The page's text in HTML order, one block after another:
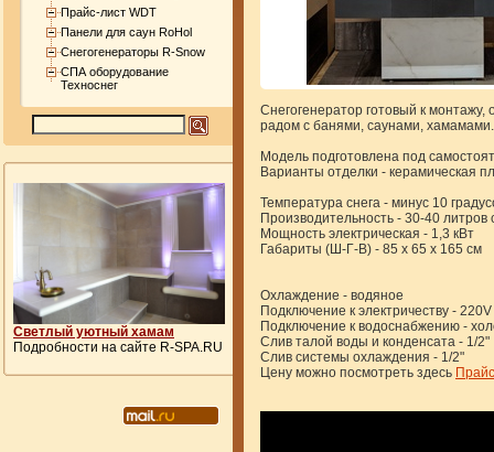
Прайс-лист WDT
Панели для саун RoHol
Снегогенераторы R-Snow
СПА оборудование
Техноснег
Светлый уютный хамам
Подробности на сайте R-SPA.RU
Снегогенератор готовый к
радом с банями, саунами, хамамами.
Модель подготовлена под
Варианты отделки - керамическая
Температура снега - минус 10
Производительность - 30-40 литров
Мощность электрическая - 1,3 кВт
Габариты (Ш-Г-В) - 85 х 65 х 165 см
Охлаждение - водяное
Подключение к электричеству - 220V
Подключение к водоснабжению -
Слив талой воды и конденсата - 1/2"
Слив системы охлаждения - 1/2"
Цену можно посмотреть здесь